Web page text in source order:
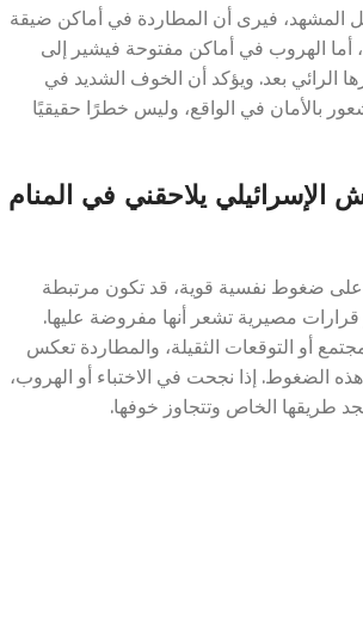
المشهد، فيرى أن المطاردة في أماكن ضيقة
أما الهروب في أماكن مفتوحة فيشير إلى
الرائي بعد. ويؤكد أن الخوف الشديد في
بالأمان في الواقع، وليس خطرًا حقيقيًا
الإسرائيلي يلاحقني في المنام
على ضغوط نفسية قوية، قد تكون مرتبطة
قرارات مصيرية تشعر أنها مفروضة عليها.
أو التوقعات الثقيلة، والمطاردة تعكس
الضغوط. إذا نجحت في الاختباء أو الهروب،
طريقها الخاص وتتجاوز خوفها.